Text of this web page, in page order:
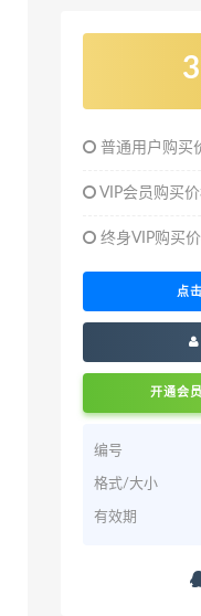
普通用户购买
VIP会员购买
终身VIP购买
点
开通会
编号
格式/大小
有效期